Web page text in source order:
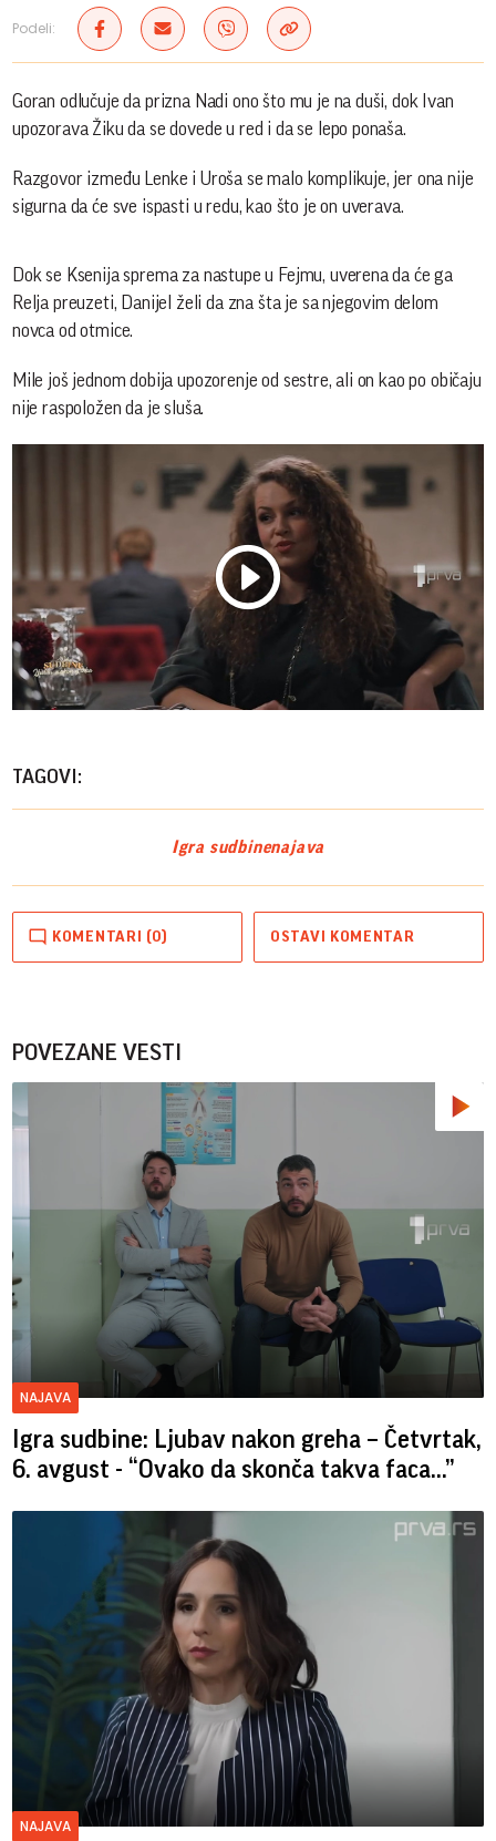
Podeli:
Goran odlučuje da prizna Nadi ono što mu je na duši, dok Ivan
upozorava Žiku da se dovede u red i da se lepo ponaša.
Razgovor između Lenke i Uroša se malo komplikuje, jer ona nije
sigurna da će sve ispasti u redu, kao što je on uverava.
Dok se Ksenija sprema za nastupe u Fejmu, uverena da će ga
Relja preuzeti, Danijel želi da zna šta je sa njegovim delom
novca od otmice.
Mile još jednom dobija upozorenje od sestre, ali on kao po običaju
nije raspoložen da je sluša.
Play
TAGOVI:
Igra sudbinenajava
KOMENTARI (0) OSTAVI KOMENTAR
POVEZANE VESTI
NAJAVA
Igra sudbine: Ljubav nakon greha – Četvrtak,
6. avgust - “Ovako da skonča takva faca…”
NAJAVA